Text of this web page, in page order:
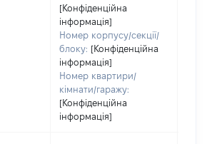
[Конфіденційна
інформація]
Номер корпусу/секції/
блоку: [Конфіденційна
інформація]
Номер квартири/
кімнати/гаражу:
[Конфіденційна
інформація]